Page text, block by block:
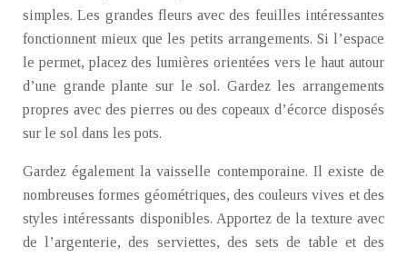
simples. Les grandes fleurs avec des feuilles intéressantes
fonctionnent mieux que les petits arrangements. Si l’espace
le permet, placez des lumières orientées vers le haut autour
d’une grande plante sur le sol. Gardez les arrangements
propres avec des pierres ou des copeaux d’écorce disposés
sur le sol dans les pots.
Gardez également la vaisselle contemporaine. Il existe de
nombreuses formes géométriques, des couleurs vives et des
styles intéressants disponibles. Apportez de la texture avec
de l’argenterie, des serviettes, des sets de table et des